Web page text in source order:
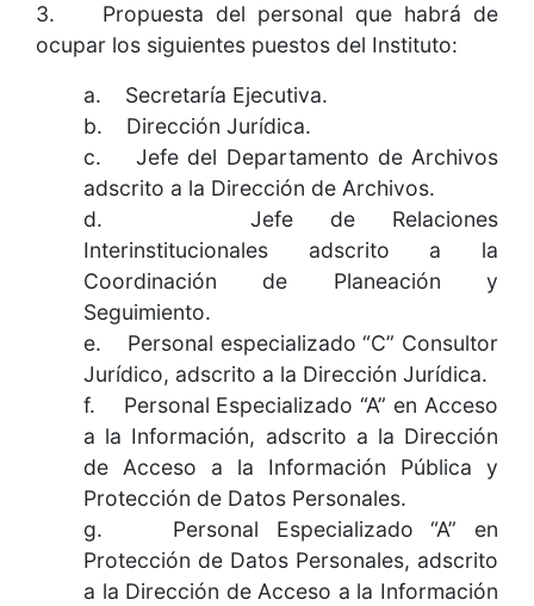
3. Propuesta del personal que habrá de
ocupar los siguientes puestos del Instituto:
a. Secretaría Ejecutiva.
b. Dirección Jurídica.
c. Jefe del Departamento de Archivos
adscrito a la Dirección de Archivos.
d. Jefe de Relaciones
Interinstitucionales adscrito a la
Coordinación de Planeación y
Seguimiento.
e. Personal especializado “C” Consultor
Jurídico, adscrito a la Dirección Jurídica.
f. Personal Especializado “A” en Acceso
a la Información, adscrito a la Dirección
de Acceso a la Información Pública y
Protección de Datos Personales.
g. Personal Especializado “A” en
Protección de Datos Personales, adscrito
a la Dirección de Acceso a la Información